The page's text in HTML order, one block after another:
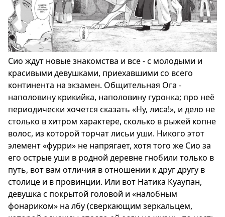
Сио ждут новые знакомства и все - с молодыми и
красивыми девушками, приехавшими со всего
континента на экзамен. Общительная Ога -
наполовину крикийка, наполовину гуронка; про неё
периодически хочется сказать «Ну, лиса!», и дело не
столько в хитром характере, сколько в рыжей копне
волос, из которой торчат лисьи уши. Никого этот
элемент «фурри» не напрягает, хотя того же Сио за
его острые уши в родной деревне гнобили только в
путь, вот вам отличия в отношении к друг другу в
столице и в провинции. Или вот Натика Куаупан,
девушка с покрытой головой и «налобным
фонариком» на лбу (сверкающим зеркальцем,